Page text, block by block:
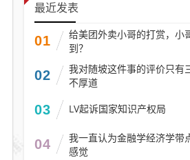
最近发表
01
给美团外卖小哥的打赏，小
到？
02
我对随坡这件事的评价只有
不厚道
03 LV起诉国家知识产权局
04
我一直认为金融学经济学带
感觉